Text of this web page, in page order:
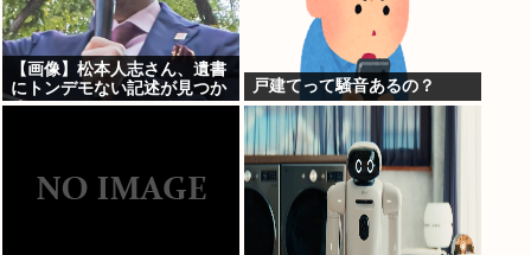
【画像】松本人志さん、遺書
にトンデモない記述が見つか
る・・・
戸建てって騒音あるの？